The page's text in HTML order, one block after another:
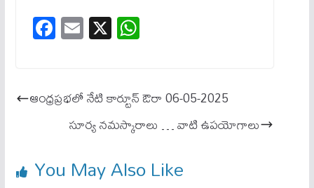
Fa
ce
ok
E
m
X W
ha
A
pp
ఆంధ్రప్రభలో నేటి కార్టూన్ ఔరా 06-05-2025
సూర్య నమస్కారాలు … వాటి ఉపయోగాలు
You May Also Like